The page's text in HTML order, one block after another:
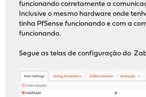
funcionando corretamente a
Inclusive o mesmo hardware onde
tinha PfSense funcionando e com a
funcionando.
Segue as telas de configuração do